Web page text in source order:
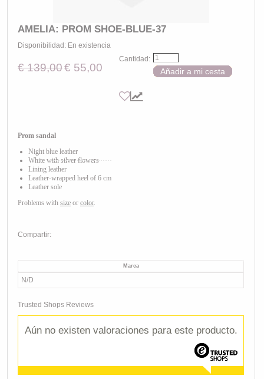
AMELIA: PROM SHOE-BLUE-37
Disponibilidad: En existencia
€ 139,00€ 55,00
Cantidad:
Añadir a mi cesta
Prom sandal
Night blue leather
White with silver flowers
Lining leather
Leather-wrapped heel of 6 cm
Leather sole
Problems with size or color.
Compartir:
Marca
N/D
Trusted Shops Reviews
Aún no existen valoraciones para este producto.